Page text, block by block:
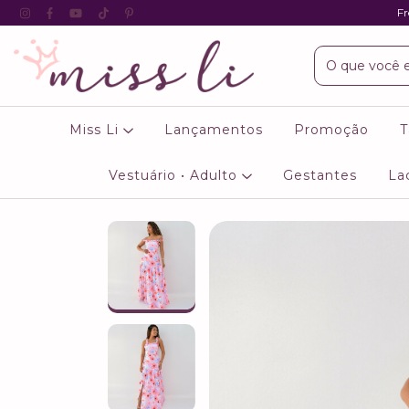
Miss Li Lançamentos Promoção
Vestuário • Adulto Gestantes